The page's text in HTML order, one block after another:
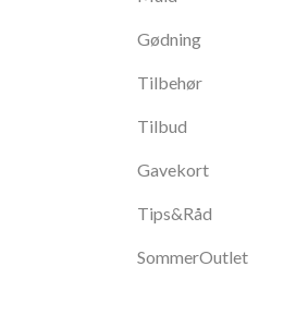
Gødning
Tilbehør
Tilbud
Gavekort
Tips&Råd
SommerOutlet